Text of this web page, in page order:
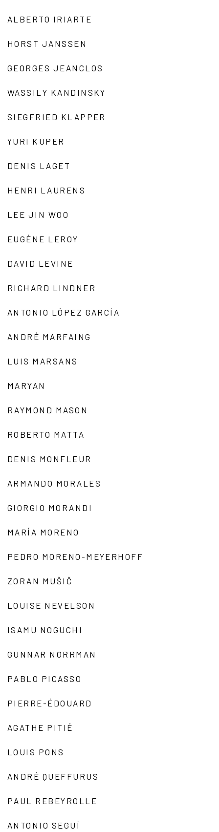
ALBERTO IRIARTE
HORST JANSSEN
GEORGES JEANCLOS
WASSILY KANDINSKY
SIEGFRIED KLAPPER
YURI KUPER
DENIS LAGET
HENRI LAURENS
LEE JIN WOO
EUGÈNE LEROY
DAVID LEVINE
RICHARD LINDNER
ANTONIO LÓPEZ GARCÍA
ANDRÉ MARFAING
LUIS MARSANS
MARYAN
RAYMOND MASON
ROBERTO MATTA
DENIS MONFLEUR
ARMANDO MORALES
GIORGIO MORANDI
MARÍA MORENO
PEDRO MORENO-MEYERHOFF
ZORAN MUŠIČ
LOUISE NEVELSON
ISAMU NOGUCHI
GUNNAR NORRMAN
PABLO PICASSO
PIERRE-ÉDOUARD
AGATHE PITIÉ
LOUIS PONS
ANDRÉ QUEFFURUS
PAUL REBEYROLLE
ANTONIO SEGUÍ